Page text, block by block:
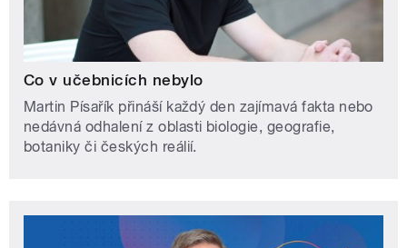
Co v učebnicích nebylo
Martin Písařík přináší každý den zajímavá fakta nebo
nedávná odhalení z oblasti biologie, geografie,
botaniky či českých reálií.